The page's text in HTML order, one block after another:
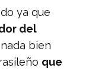
ya que
del
bien
que